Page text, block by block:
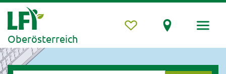
Oberösterreich